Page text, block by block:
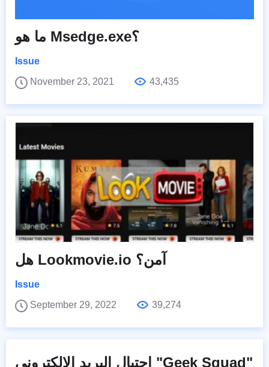
ما هو Msedge.exe؟
Issue
November 23, 2021
43,435
هل Lookmovie.io آمن؟
Issue
September 29, 2022
39,274
احتيال البريد الإلكتروني "Geek Squad"